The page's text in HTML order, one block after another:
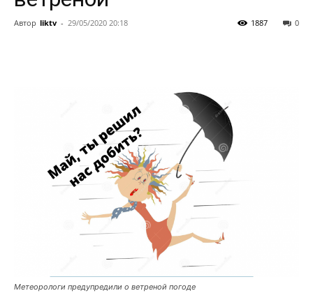
Автор liktv - 29/05/2020 20:18 0
1887
Метеорологи предупредили о ветреной погоде